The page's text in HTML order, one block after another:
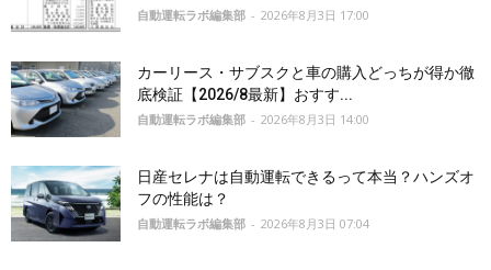
自動運転ラボ編集部 - 2026年8月3日 17:00
カーリース・サブスクと車の購入どっちが得か徹
底検証【2026/8最新】おすす...
自動運転ラボ編集部 - 2026年8月3日 14:00
日産セレナは自動運転できるって本当？ハンズオ
フの性能は？
自動運転ラボ編集部 - 2026年8月3日 07:04